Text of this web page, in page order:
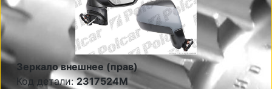
Зеркало внешнее (прав)
Код детали:2317524M